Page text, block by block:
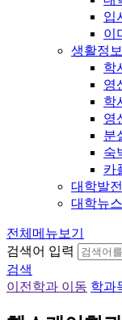
입
이
생활정
학
영
학
영
분
숙
카
대학발
대학뉴
전체메뉴보기
검색어 입력
검색
이전학과 이동 학과